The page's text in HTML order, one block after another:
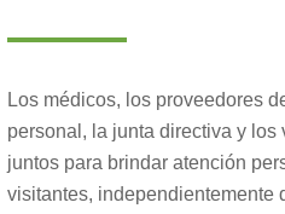
Los médicos, los proveedores
personal, la junta directiva y
juntos para brindar atención
visitantes, independientemente